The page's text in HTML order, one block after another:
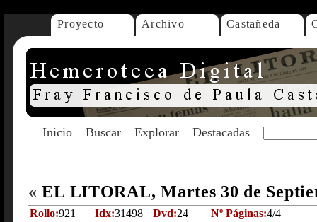
Proyecto Archivo Castañeda
Inicio Buscar Explorar Destacadas
« EL LITORAL, Martes 30 de
Rollo:921 Idx:31498 Dvd:24 Nº Páginas:4/4